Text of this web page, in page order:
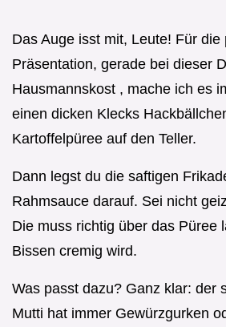
Das Auge isst mit, Leute! Für die
Präsentation, gerade bei dieser
Hausmannskost , mache ich es
einen dicken Klecks
Kartoffelpüree auf den Teller.
Dann legst du die saftigen
Rahmsauce darauf. Sei nicht
Die muss richtig über das Püree
Bissen cremig wird.
Was passt dazu? Ganz klar: der
Mutti hat immer Gewürzgurken